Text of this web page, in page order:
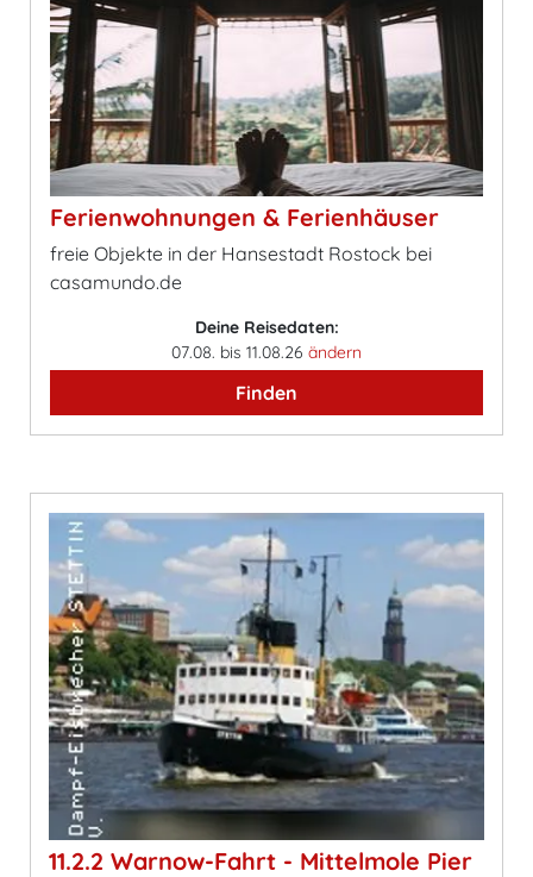
Ferienwohnungen & Ferienhäuser
freie Objekte in der Hansestadt Rostock bei
casamundo.de
Deine Reisedaten:
07.08. bis 11.08.26 ändern
Finden
11.2.2 Warnow-Fahrt - Mittelmole Pier